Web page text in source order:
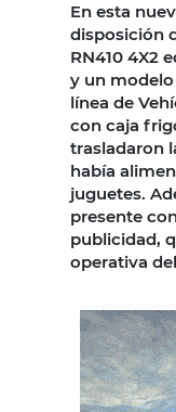
En esta
disposición
RN410 4X2
y un
línea de
con caja
trasladaron
había
juguetes.
presente
publicidad,
operativa